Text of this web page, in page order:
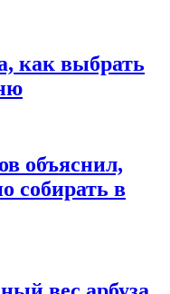
как выбрать
объяснил,
собирать в